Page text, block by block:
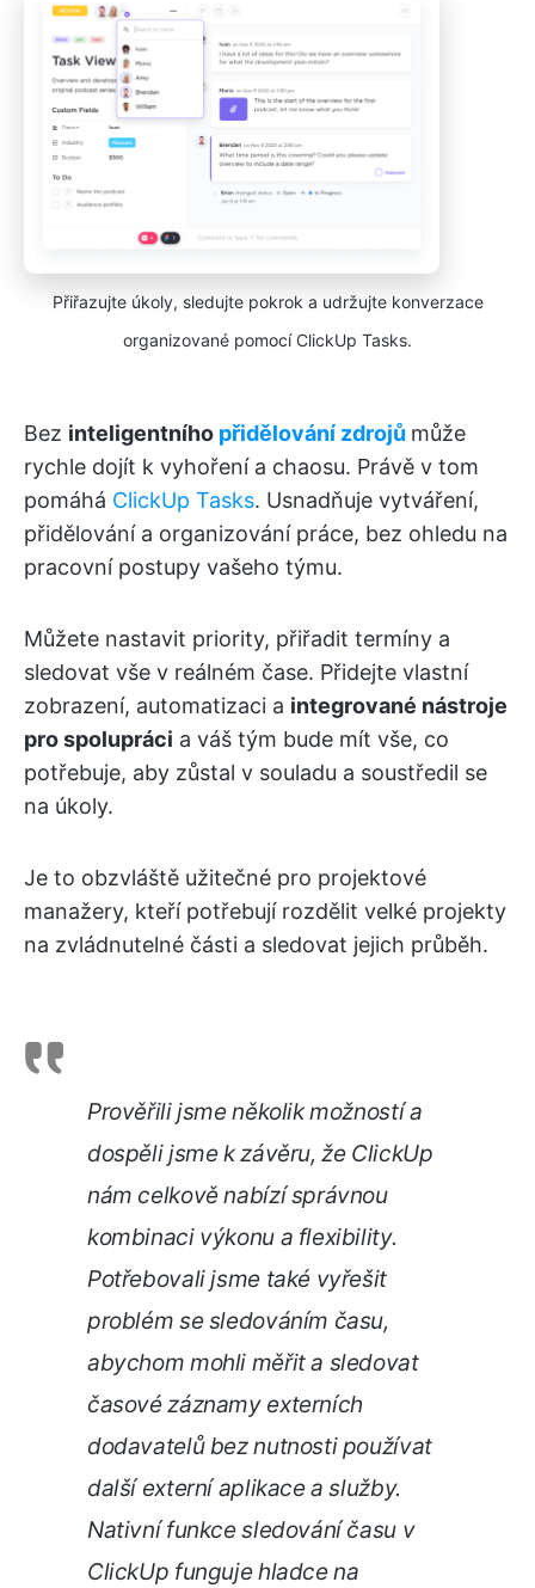
Přiřazujte úkoly, sledujte pokrok a udržujte konverzace
organizované pomocí ClickUp Tasks.
Bez inteligentního přidělování zdrojů může
rychle dojít k vyhoření a chaosu. Právě v tom
pomáhá ClickUp Tasks. Usnadňuje vytváření,
přidělování a organizování práce, bez ohledu na
pracovní postupy vašeho týmu.
Můžete nastavit priority, přiřadit termíny a
sledovat vše v reálném čase. Přidejte vlastní
zobrazení, automatizaci a integrované nástroje
pro spolupráci a váš tým bude mít vše, co
potřebuje, aby zůstal v souladu a soustředil se
na úkoly.
Je to obzvláště užitečné pro projektové
manažery, kteří potřebují rozdělit velké projekty
na zvládnutelné části a sledovat jejich průběh.
Prověřili jsme několik možností a
dospěli jsme k závěru, že ClickUp
nám celkově nabízí správnou
kombinaci výkonu a flexibility.
Potřebovali jsme také vyřešit
problém se sledováním času,
abychom mohli měřit a sledovat
časové záznamy externích
dodavatelů bez nutnosti používat
další externí aplikace a služby.
Nativní funkce sledování času v
ClickUp funguje hladce na